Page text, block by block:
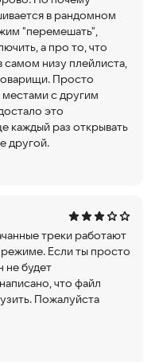
в рандомном
"перемешать",
а про то, что
самом низу плейлиста,
Просто
с другим
это
каждый раз открывать
другой.
треки работают
Если ты просто
не будет
что файл
Пожалуйста